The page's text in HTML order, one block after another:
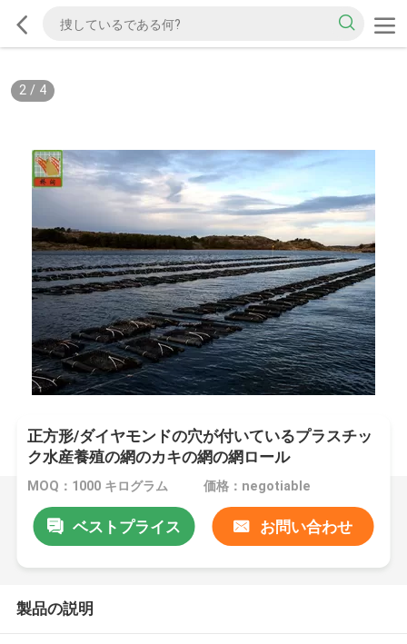
2/ 4
正方形/ダイヤモンドの穴が付いているプラスチッ
ク水産養殖の網のカキの網の網ロール
MOQ：1000 キログラム 価格：negotiable
ベストプライス お問い合わせ
製品の説明